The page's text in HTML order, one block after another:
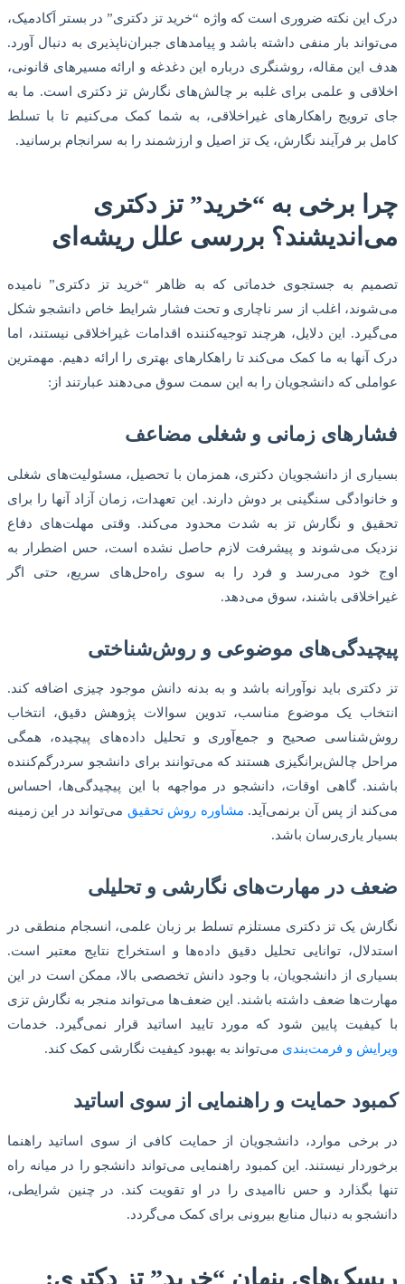
درک این نکته ضروری است که واژه “خرید تز دکتری” در بستر اَکادمیک،
می‌تواند بار منفی داشته باشد و پیامدهای جبران‌ناپذیری به دنبال آورد.
هدف این مقاله، روشنگری درباره این دغدغه و ارائه مسیرهای قانونی،
اخلاقی و علمی برای غلبه بر چالش‌های نگارش تز دکتری است. ما به
جای ترویج راهکارهای غیراخلاقی، به شما کمک می‌کنیم تا با تسلط
کامل بر فرآیند نگارش، یک تز اصیل و ارزشمند را به سرانجام برسانید.
چرا برخی به “خرید” تز دکتری
می‌اندیشند؟ بررسی علل ریشه‌ای
تصمیم به جستجوی خدماتی که به ظاهر “خرید تز دکتری” نامیده
می‌شوند، اغلب از سر ناچاری و تحت فشار شرایط خاص دانشجو شکل
می‌گیرد. این دلایل، هرچند توجیه‌کننده اقدامات غیراخلاقی نیستند، اما
درک آنها به ما کمک می‌کند تا راهکارهای بهتری را ارائه دهیم. مهمترین
عواملی که دانشجویان را به این سمت سوق می‌دهند عبارتند از:
فشارهای زمانی و شغلی مضاعف
بسیاری از دانشجویان دکتری، همزمان با تحصیل، مسئولیت‌های شغلی
و خانوادگی سنگینی بر دوش دارند. این تعهدات، زمان آزاد آنها را برای
تحقیق و نگارش تز به شدت محدود می‌کند. وقتی مهلت‌های دفاع
نزدیک می‌شوند و پیشرفت لازم حاصل نشده است، حس اضطرار به
اوج خود می‌رسد و فرد را به سوی راه‌حل‌های سریع، حتی اگر
غیراخلاقی باشند، سوق می‌دهد.
پیچیدگی‌های موضوعی و روش‌شناختی
تز دکتری باید نوآورانه باشد و به بدنه‌ دانش موجود چیزی اضافه کند.
انتخاب یک موضوع مناسب، تدوین سوالات پژوهش دقیق، انتخاب
روش‌شناسی صحیح و جمع‌آوری و تحلیل داده‌های پیچیده، همگی
مراحل چالش‌برانگیزی هستند که می‌توانند برای دانشجو سردرگم‌کننده
باشند. گاهی اوقات، دانشجو در مواجهه با این پیچیدگی‌ها، احساس
می‌کند از پس آن برنمی‌آید. مشاوره روش تحقیق می‌تواند در این زمینه
بسیار یاری‌رسان باشد.
ضعف در مهارت‌های نگارشی و تحلیلی
نگارش یک تز دکتری مستلزم تسلط بر زبان علمی، انسجام منطقی در
استدلال، توانایی تحلیل دقیق داده‌ها و استخراج نتایج معتبر است.
بسیاری از دانشجویان، با وجود دانش تخصصی بالا، ممکن است در این
مهارت‌ها ضعف داشته باشند. این ضعف‌ها می‌تواند منجر به نگارش تزی
با کیفیت پایین شود که مورد تایید اساتید قرار نمی‌گیرد. خدمات
ویرایش و فرمت‌بندی می‌تواند به بهبود کیفیت نگارشی کمک کند.
کمبود حمایت و راهنمایی از سوی اساتید
در برخی موارد، دانشجویان از حمایت کافی از سوی اساتید راهنما
برخوردار نیستند. این کمبود راهنمایی می‌تواند دانشجو را در میانه راه
تنها بگذارد و حس ناامیدی را در او تقویت کند. در چنین شرایطی،
دانشجو به دنبال منابع بیرونی برای کمک می‌گردد.
ریسک‌های پنهان “خرید” تز دکتری: